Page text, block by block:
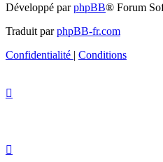
Développé parphpBB® Forum
Traduit parphpBB-fr.com
Confidentialité | Conditions